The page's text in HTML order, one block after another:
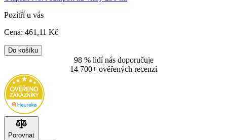
Pozítří u vás
Cena: 461 ,11 Kč
Do košíku
98 % lidí nás doporučuje
14 700+ ověřených recenzí
Porovnat